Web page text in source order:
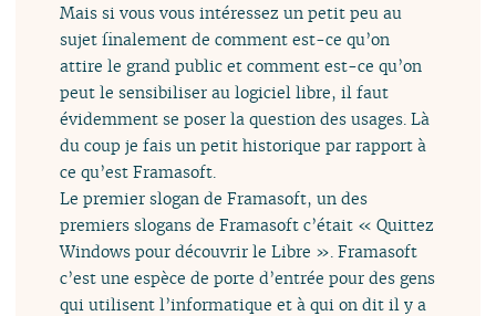
Mais si vous vous intéressez un petit peu au
sujet finalement de comment est-ce qu’on
attire le grand public et comment est-ce qu’on
peut le sensibiliser au logiciel libre, il faut
évidemment se poser la question des usages. Là
du coup je fais un petit historique par rapport à
ce qu’est Framasoft.
Le premier slogan de Framasoft, un des
premiers slogans de Framasoft c’était « Quittez
Windows pour découvrir le Libre ». Framasoft
c’est une espèce de porte d’entrée pour des gens
qui utilisent l’informatique et à qui on dit il y a